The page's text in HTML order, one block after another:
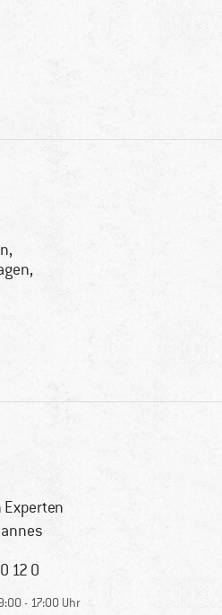
Experten
12 0
- 17:00 Uhr